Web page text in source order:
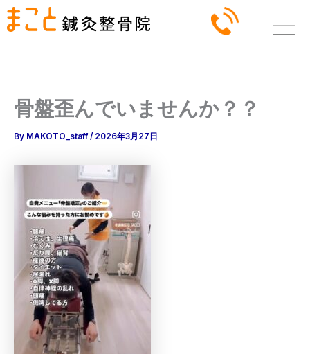
内
容
骨盤歪んでいませんか？？
By MAKOTO_staff / 2026年3月27日